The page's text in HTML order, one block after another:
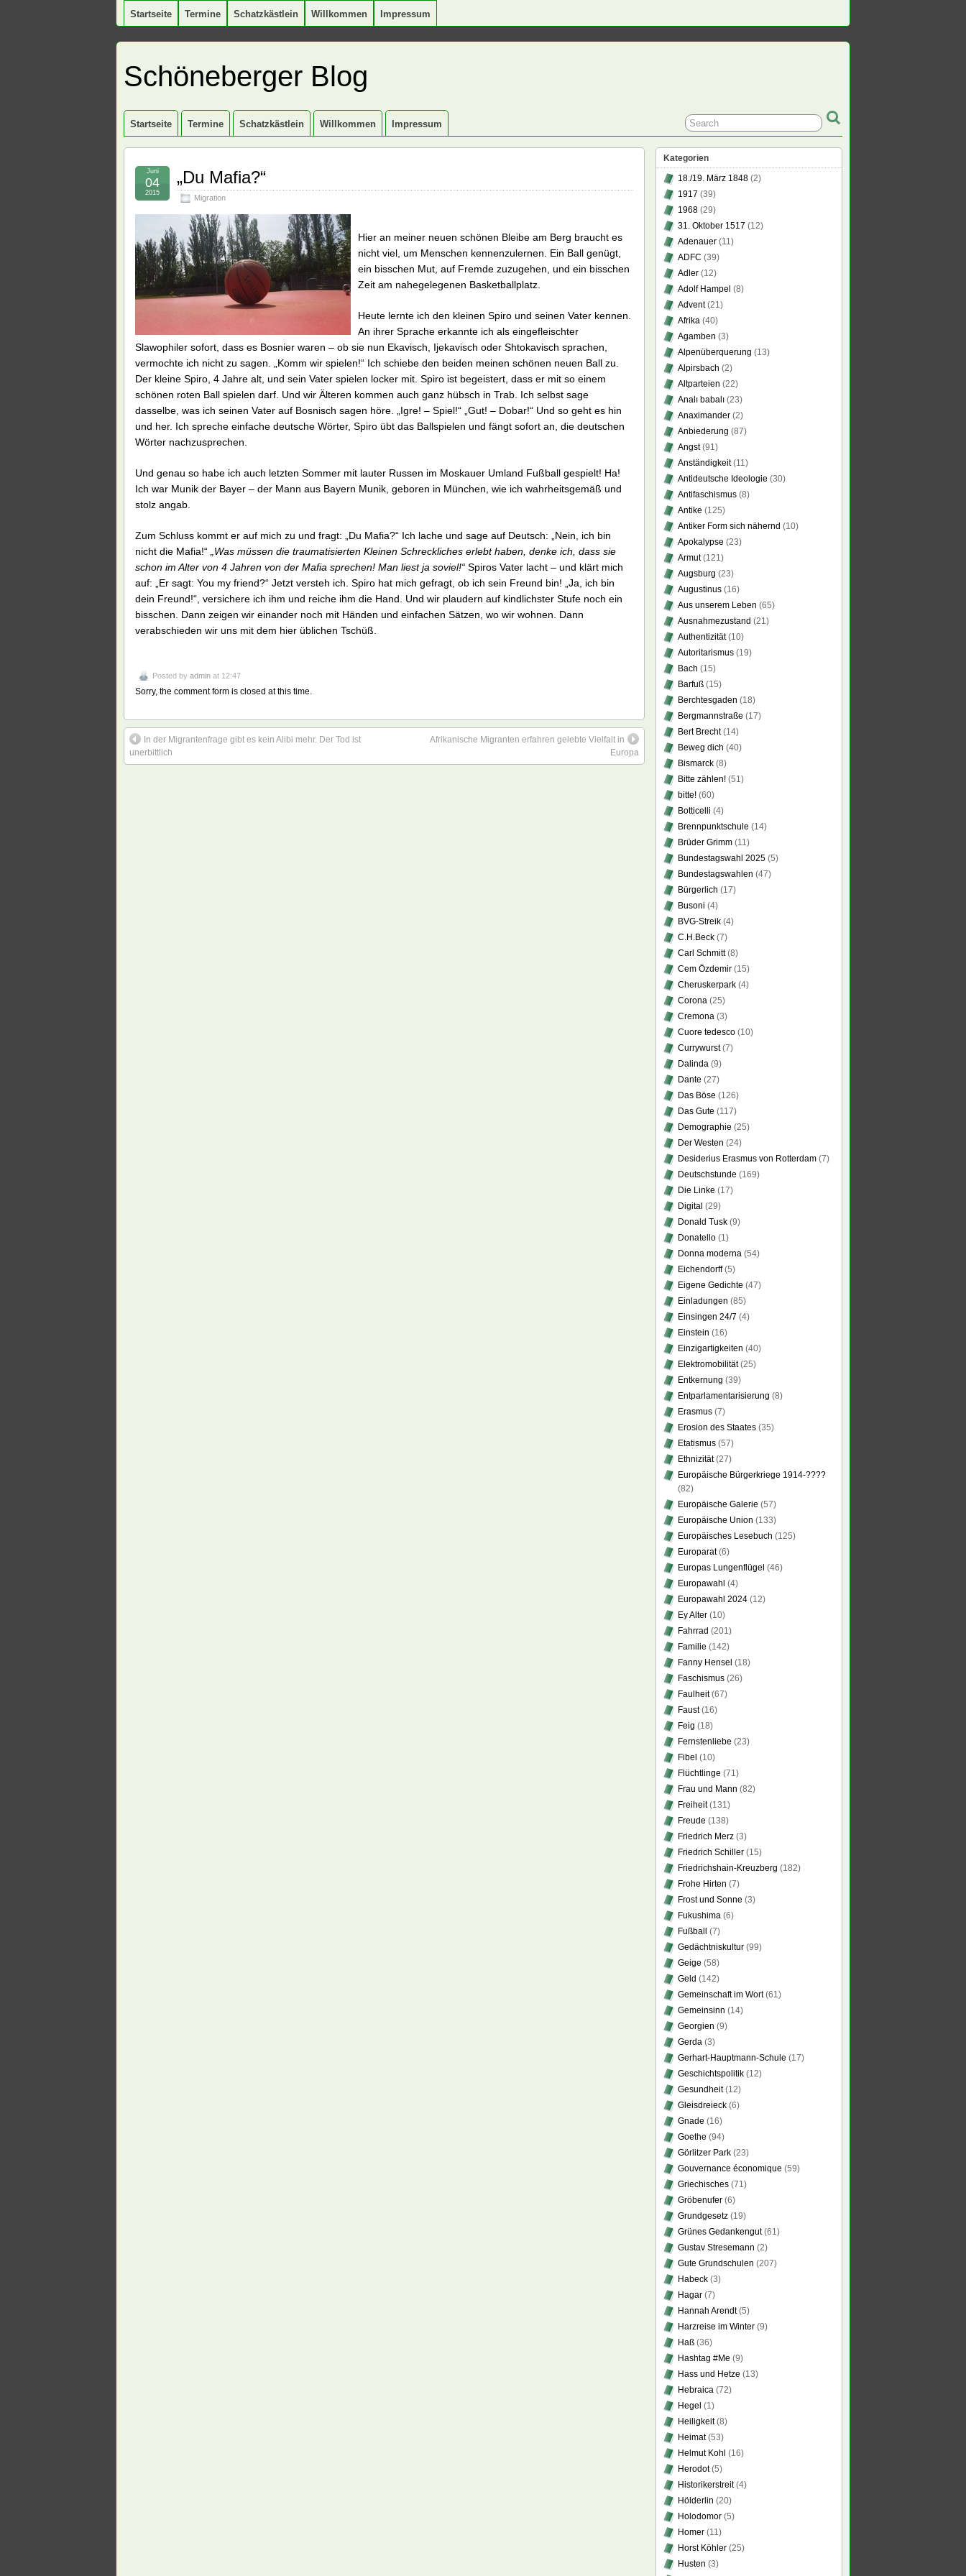
Startseite Termine Schatzkästlein Willkommen Impressum
Schöneberger Blog
Startseite Termine Schatzkästlein Willkommen Impressum
„Du Mafia?“
Migration
Juni
04
2015
Hier an meiner neuen schönen Bleibe am Berg braucht es
nicht viel, um Menschen kennenzulernen. Ein Ball genügt,
ein bisschen Mut, auf Fremde zuzugehen, und ein bisschen
Zeit am nahegelegenen Basketballplatz.
Heute lernte ich den kleinen Spiro und seinen Vater kennen.
An ihrer Sprache erkannte ich als eingefleischter
Slawophiler sofort, dass es Bosnier waren – ob sie nun Ekavisch, Ijekavisch oder Shtokavisch sprachen,
vermochte ich nicht zu sagen. „Komm wir spielen!“ Ich schiebe den beiden meinen schönen neuen Ball zu.
Der kleine Spiro, 4 Jahre alt, und sein Vater spielen locker mit. Spiro ist begeistert, dass er mit so einem
schönen roten Ball spielen darf. Und wir Älteren kommen auch ganz hübsch in Trab. Ich selbst sage
dasselbe, was ich seinen Vater auf Bosnisch sagen höre. „Igre! – Spiel!“ „Gut! – Dobar!“ Und so geht es hin
und her. Ich spreche einfache deutsche Wörter, Spiro übt das Ballspielen und fängt sofort an, die deutschen
Wörter nachzusprechen.
Und genau so habe ich auch letzten Sommer mit lauter Russen im Moskauer Umland Fußball gespielt! Ha!
Ich war Munik der Bayer – der Mann aus Bayern Munik, geboren in München, wie ich wahrheitsgemäß und
stolz angab.
Zum Schluss kommt er auf mich zu und fragt: „Du Mafia?“ Ich lache und sage auf Deutsch: „Nein, ich bin
nicht die Mafia!“
„Was müssen die traumatisierten Kleinen Schreckliches erlebt haben, denke ich , dass sie
schon im Alter von 4 Jahren von der Mafia sprechen! Man liest ja soviel!“ Spiros Vater lacht – und klärt mich
auf: „Er sagt: You my friend?“ Jetzt versteh ich. Spiro hat mich gefragt, ob ich sein Freund bin! „Ja, ich bin
dein Freund!“, versichere ich ihm und reiche ihm die Hand. Und wir plaudern auf kindlichster Stufe noch ein
bisschen. Dann zeigen wir einander noch mit Händen und einfachen Sätzen, wo wir wohnen. Dann
verabschieden wir uns mit dem hier üblichen Tschüß.
Posted by admin at 12:47
Sorry, the comment form is closed at this time.
In der Migrantenfrage gibt es kein Alibi mehr. Der Tod ist
unerbittlich
Afrikanische Migranten erfahren gelebte Vielfalt in
Europa
Kategorien
18./19. März 1848 (2)
1917 (39)
1968 (29)
31. Oktober 1517 (12)
Adenauer (11)
ADFC (39)
Adler (12)
Adolf Hampel (8)
Advent(21)
Afrika (40)
Agamben (3)
Alpenüberquerung (13)
Alpirsbach (2)
Altparteien (22)
Analı babalı (23)
Anaximander (2)
Anbiederung (87)
Angst(91)
Anständigkeit(11)
Antideutsche Ideologie (30)
Antifaschismus (8)
Antike (125)
Antiker Form sich nähernd (10)
Apokalypse (23)
Armut(121)
Augsburg (23)
Augustinus (16)
Aus unserem Leben (65)
Ausnahmezustand (21)
Authentizität(10)
Autoritarismus (19)
Bach (15)
Barfuß (15)
Berchtesgaden (18)
Bergmannstraße (17)
Bert Brecht(14)
Beweg dich (40)
Bismarck (8)
Bitte zählen! (51)
bitte! (60)
Botticelli (4)
Brennpunktschule (14)
Brüder Grimm (11)
Bundestagswahl 2025 (5)
Bundestagswahlen (47)
Bürgerlich (17)
Busoni (4)
BVG-Streik (4)
C.H.Beck (7)
Carl Schmitt(8)
Cem Özdemir (15)
Cheruskerpark (4)
Corona (25)
Cremona (3)
Cuore tedesco (10)
Currywurst(7)
Dalinda (9)
Dante (27)
Das Böse (126)
Das Gute (117)
Demographie (25)
Der Westen (24)
Desiderius Erasmus von Rotterdam (7)
Deutschstunde (169)
Die Linke (17)
Digital (29)
Donald Tusk (9)
Donatello (1)
Donna moderna (54)
Eichendorff(5)
Eigene Gedichte (47)
Einladungen (85)
Einsingen 24/7 (4)
Einstein (16)
Einzigartigkeiten (40)
Elektromobilität(25)
Entkernung (39)
Entparlamentarisierung (8)
Erasmus (7)
Erosion des Staates (35)
Etatismus (57)
Ethnizität(27)
Europäische Bürgerkriege 1914-????
(82)
Europäische Galerie (57)
Europäische Union (133)
Europäisches Lesebuch (125)
Europarat(6)
Europas Lungenflügel (46)
Europawahl (4)
Europawahl 2024 (12)
Ey Alter (10)
Fahrrad (201)
Familie (142)
Fanny Hensel (18)
Faschismus (26)
Faulheit(67)
Faust(16)
Feig (18)
Fernstenliebe (23)
Fibel (10)
Flüchtlinge (71)
Frau und Mann (82)
Freiheit(131)
Freude (138)
Friedrich Merz (3)
Friedrich Schiller (15)
Friedrichshain-Kreuzberg (182)
Frohe Hirten (7)
Frost und Sonne (3)
Fukushima (6)
Fußball
(7)
Gedächtniskultur (99)
Geige (58)
Geld (142)
Gemeinschaft im Wort(61)
Gemeinsinn (14)
Georgien (9)
Gerda (3)
Gerhart-Hauptmann-Schule (17)
Geschichtspolitik (12)
Gesundheit(12)
Gleisdreieck (6)
Gnade (16)
Goethe (94)
Görlitzer Park (23)
Gouvernance économique (59)
Griechisches (71)
Gröbenufer (6)
Grundgesetz (19)
Grünes Gedankengut(61)
Gustav Stresemann (2)
Gute Grundschulen (207)
Habeck (3)
Hagar (7)
Hannah Arendt(5)
Harzreise im Winter (9)
Haß (36)
Hashtag #Me (9)
Hass und Hetze (13)
Hebraica (72)
Hegel (1)
Heiligkeit(8)
Heimat(53)
Helmut Kohl (16)
Herodot(5)
Historikerstreit(4)
Hölderlin (20)
Holodomor (5)
Homer (11)
Horst Köhler (25)
Husten (3)